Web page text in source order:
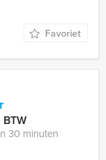
Favoriet
BTW
30 minuten